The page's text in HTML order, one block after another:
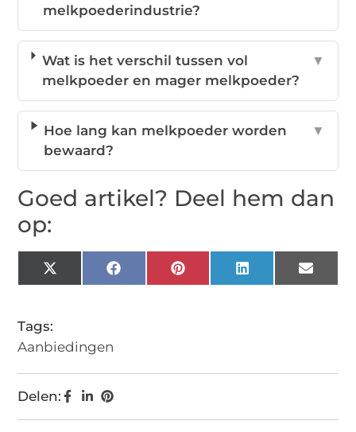
melkpoederindustrie?
Wat is het verschil tussen vol
melkpoeder en mager melkpoeder?
▼
Hoe lang kan melkpoeder worden
bewaard?
▼
Goed artikel? Deel hem dan
op:
X
(Twitter)
FacebookPinterestLinkedIn Email
Tags:
Aanbiedingen
Delen: